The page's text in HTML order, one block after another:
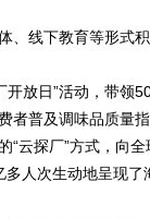
、线下教育等形式
放日”活动，带
者普及调味品质量
云探厂”方式，向
人次生动地呈现